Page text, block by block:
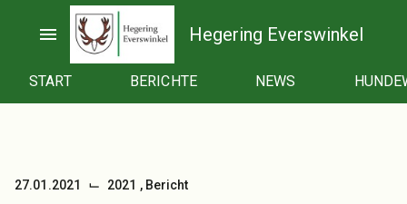
menu Hegering Everswinkel
START BERICHTE NEWS
27.01.2021 ⌙ 2021 , Bericht